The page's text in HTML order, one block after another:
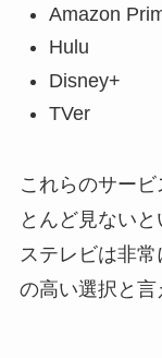
Amazon
Hulu
Disney+
TVer
これらのサー
とんど見ない
ステレビは非
の高い選択と言